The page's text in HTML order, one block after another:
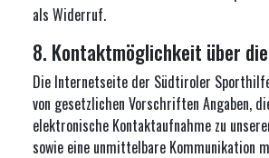
als Widerruf.
8. Kontaktmöglichkeit über
Die Internetseite der Südtiroler
von gesetzlichen Vorschriften Angaben,
elektronische Kontaktaufnahme zu
sowie eine unmittelbare Kommunikation